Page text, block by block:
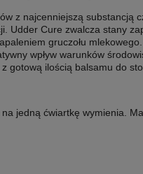
z najcenniejszą
Udder Cure zwalcza stany
gruczołu
wpływ warunków
gotową ilością balsamu do
jedną ćwiartkę wymienia.